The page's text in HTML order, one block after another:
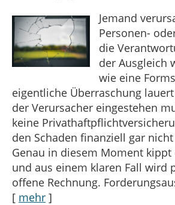
Jemand
Personen-
die
der Ausgleich
wie eine
eigentliche Überraschung
der Verursacher eingestehen
keine
den Schaden finanziell gar
Genau in diesem Moment
und aus einem klaren Fall wird
offene Rechnung.
[ mehr ]